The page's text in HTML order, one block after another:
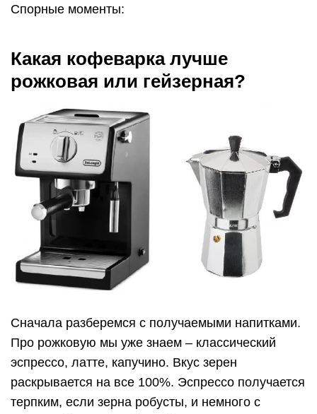
Спорные моменты:
Какая кофеварка лучше
рожковая или гейзерная?
Сначала разберемся с получаемыми напитками.
Про рожковую мы уже знаем – классический
эспрессо, латте, капучино. Вкус зерен
раскрывается на все 100%. Эспрессо получается
терпким, если зерна робусты, и немного с